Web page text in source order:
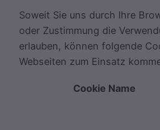
Soweit Sie uns durch Ihre
oder Zustimmung die
erlauben, können folgende
Webseiten zum Einsatz
Cookie Name